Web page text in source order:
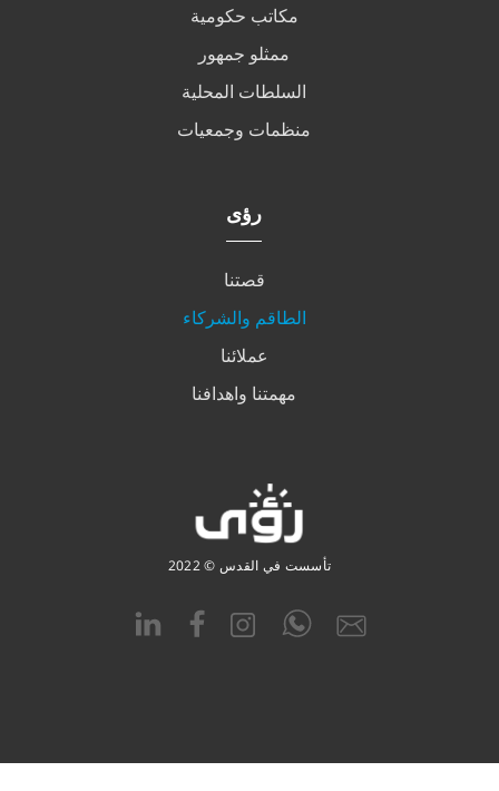
مكاتب حكومية
ممثلو جمهور
السلطات المحلية
منظمات وجمعيات
رؤى
قصتنا
الطاقم والشركاء
عملائنا
مهمتنا واهدافنا
تأسست في القدس © 2022